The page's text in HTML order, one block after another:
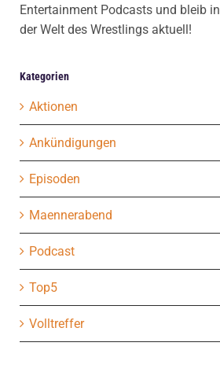
Entertainment Podcasts und bleib in
der Welt des Wrestlings aktuell!
Kategorien
Aktionen
Ankündigungen
Episoden
Maennerabend
Podcast
Top5
Volltreffer